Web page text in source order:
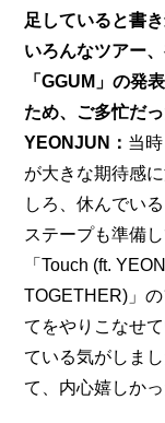
足していると書
いろんなツアー
「GGUM」の発
ため、ご多忙だ
YEONJUN： 当
が大きな期待感
しろ、休んでい
ステープも準備
「Touch (ft.
TOGETHER)」
てをやりこなせ
ている気がしま
て、内心嬉しかっ